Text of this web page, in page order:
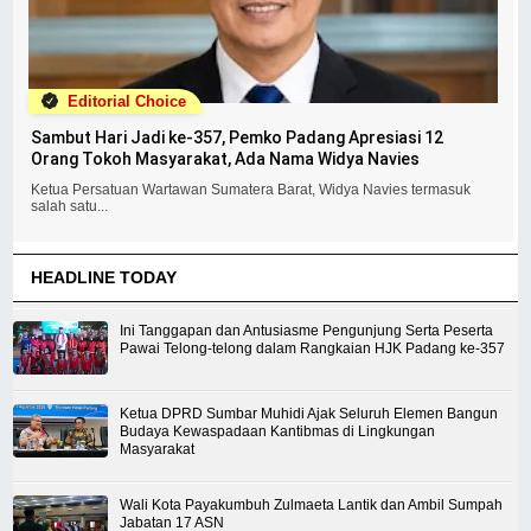
Editorial Choice
Sambut Hari Jadi ke-357, Pemko Padang Apresiasi 12
Orang Tokoh Masyarakat, Ada Nama Widya Navies
Ketua Persatuan Wartawan Sumatera Barat, Widya Navies termasuk
salah satu...
HEADLINE TODAY
Ini Tanggapan dan Antusiasme Pengunjung Serta Peserta
Pawai Telong-telong dalam Rangkaian HJK Padang ke-357
Ketua DPRD Sumbar Muhidi Ajak Seluruh Elemen Bangun
Budaya Kewaspadaan Kantibmas di Lingkungan
Masyarakat
Wali Kota Payakumbuh Zulmaeta Lantik dan Ambil Sumpah
Jabatan 17 ASN